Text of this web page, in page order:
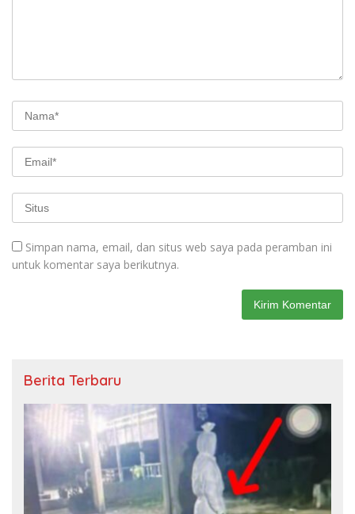
Simpan nama, email, dan situs web saya pada peramban ini
untuk komentar saya berikutnya.
Berita Terbaru